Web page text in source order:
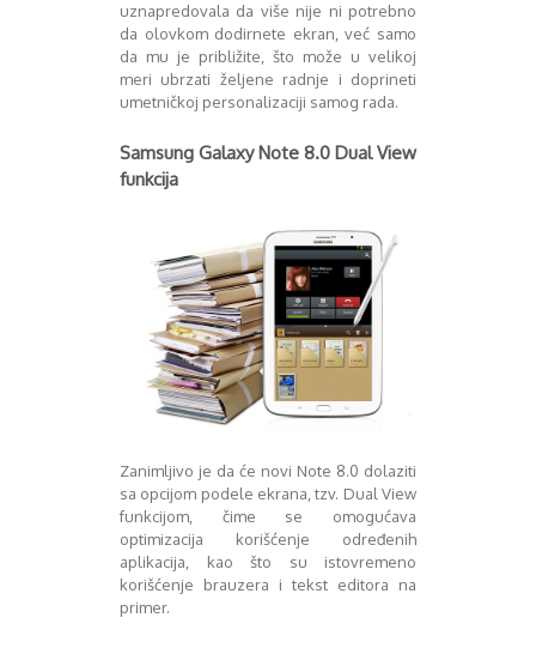
Februar 2018
Maj 2018
Juni 2018
Juli 2018
Oktobar 2018
Juni 2019
Juli 2019
August 2019
Februar 2020
April 2020
uznapredovala da više nije ni potrebno
da olovkom dodirnete ekran, već samo
da mu je približite, što može u velikoj
meri ubrzati željene radnje i doprineti
umetničkoj personalizaciji samog rada.
Samsung Galaxy Note 8.0 Dual View
funkcija
Zanimljivo je da će novi Note 8.0 dolaziti
sa opcijom podele ekrana, tzv. Dual View
funkcijom, čime se omogućava
optimizacija korišćenje određenih
aplikacija, kao što su istovremeno
korišćenje brauzera i tekst editora na
primer.